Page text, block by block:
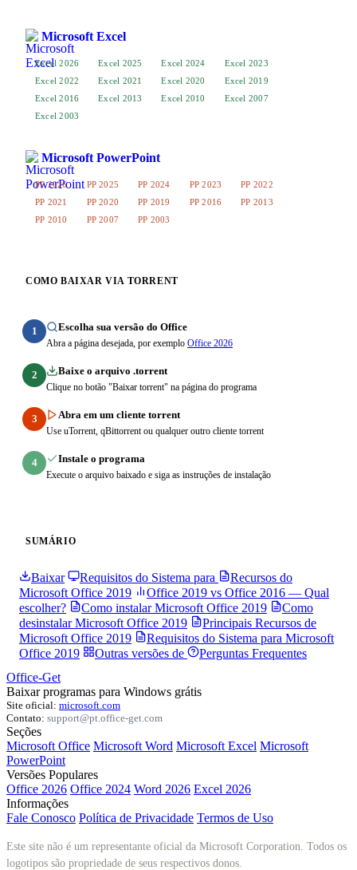
Microsoft Excel
Excel 2026 Excel 2025 Excel 2024
Excel 2023
Excel 2022
Excel 2021 Excel 2020
Excel 2019
Excel 2016
Excel 2013 Excel 2010
Excel 2007
Excel 2003
Microsoft PowerPoint
PP 2026 PP 2025 PP 2024 PP 2023
PP 2022
PP 2021
PP 2020 PP 2019 PP 2016
PP 2013
PP 2010
PP 2007 PP 2003
COMO BAIXAR VIA TORRENT
1 Escolha sua versão do Office
Abra a página desejada, por exemplo Office 2026
2 Baixe o arquivo .torrent
Clique no botão "Baixar torrent" na página do programa
3 Abra em um cliente torrent
Use uTorrent, qBittorrent ou qualquer outro cliente torrent
4 Instale o programa
Execute o arquivo baixado e siga as instruções de instalação
SUMÁRIO
Baixar Requisitos do Sistema para
Recursos do
Microsoft Office 2019
Office 2019 vs Office 2016 — Qual
escolher?
Como instalar Microsoft Office 2019
Como
desinstalar Microsoft Office 2019
Principais Recursos de
Microsoft Office 2019
Requisitos do Sistema para Microsoft
Office 2019
Outras versões de
Perguntas Frequentes
Office-Get
Baixar programas para Windows grátis
Site oficial: microsoft.com
Contato: support@pt.office-get.com
Seções
Microsoft Office Microsoft Word Microsoft Excel Microsoft
PowerPoint
Versões Populares
Office 2026 Office 2024 Word 2026 Excel 2026
Informações
Fale Conosco Política de Privacidade Termos de Uso
Este site não é um representante oficial da Microsoft Corporation. Todos os
logotipos são propriedade de seus respectivos donos.